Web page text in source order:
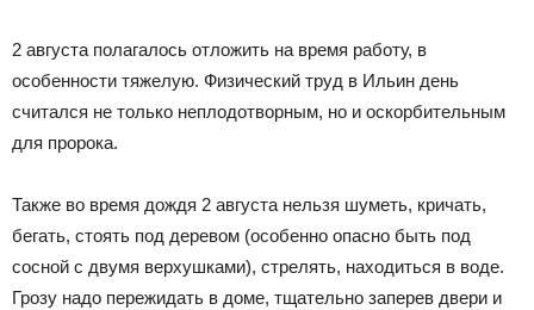
2 августа полагалось отложить на время работу, в
особенности тяжелую. Физический труд в Ильин день
считался не только неплодотворным, но и оскорбительным
для пророка.
Также во время дождя 2 августа нельзя шуметь, кричать,
бегать, стоять под деревом (особенно опасно быть под
сосной с двумя верхушками), стрелять, находиться в воде.
Грозу надо пережидать в доме, тщательно заперев двери и